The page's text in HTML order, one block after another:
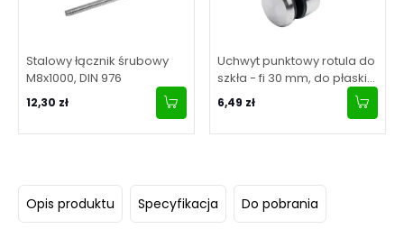
Stalowy łącznik śrubowy
M8x1000, DIN 976
12,30 zł
Uchwyt punktowy rotula do
szkła - fi 30 mm, do płaskiej
powierzchni, satynowy
6,49 zł
Opis produktu Specyfikacja Do pobrania